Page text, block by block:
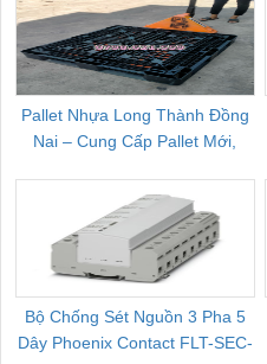
Pallet Nhựa Long Thành Đồng
Nai – Cung Cấp Pallet Mới,
Bộ Chống Sét Nguồn 3 Pha 5
Dây Phoenix Contact FLT-SEC-